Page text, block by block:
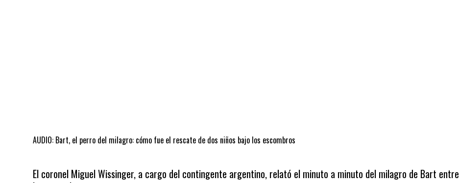
AUDIO: Bart, el perro del milagro: cómo fue el rescate de dos niños bajo los escombros
El coronel Miguel Wissinger, a cargo del contingente argentino, relató el minuto a minuto del milagro de Bart entre